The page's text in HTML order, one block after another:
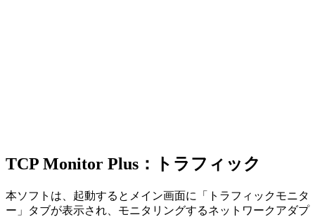
TCP Monitor Plus：トラフィック
本ソフトは、起動するとメイン画面に「トラフィックモニタ
ー」タブが表示され、モニタリングするネットワークアダプ